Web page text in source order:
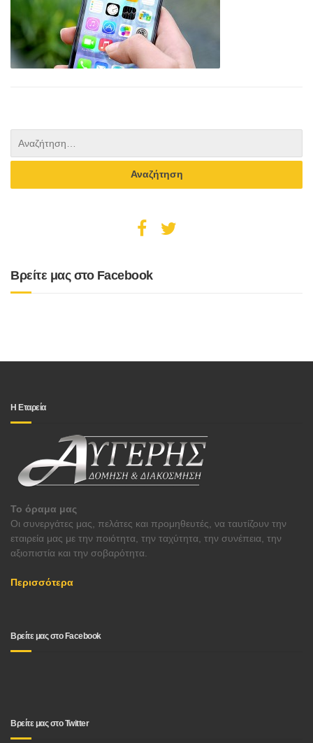
Βρείτε μας στο Facebook
Η Εταρεία
Το όραμα μας
Οι συνεργάτες μας, πελάτες και προμηθευτές, να ταυτίζουν την
εταιρεία μας με την ποιότητα, την ταχύτητα, την συνέπεια, την
αξιοπιστία και την σοβαρότητα.
Περισσότερα
Βρείτε μας στο Facebook
Βρείτε μας στο Twitter